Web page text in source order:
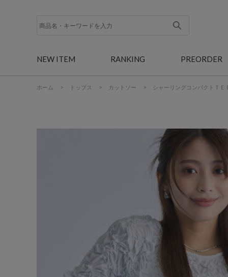
NEW ITEM RANKING PREORDER
ホーム > トップス > カットソー > シャーリングコンパクトＴＥ